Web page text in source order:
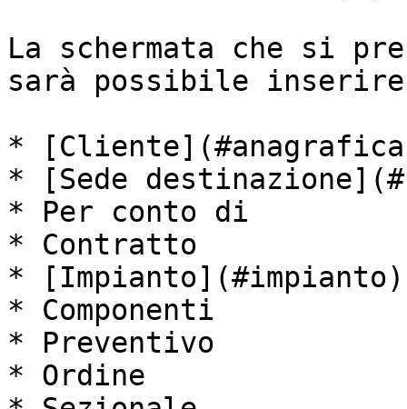
La schermata che si
sarà possibile
*
* [Sede
* Per conto di
* Contratto
* [Impianto](#impianto)
* Componenti
* Preventivo
* Ordine